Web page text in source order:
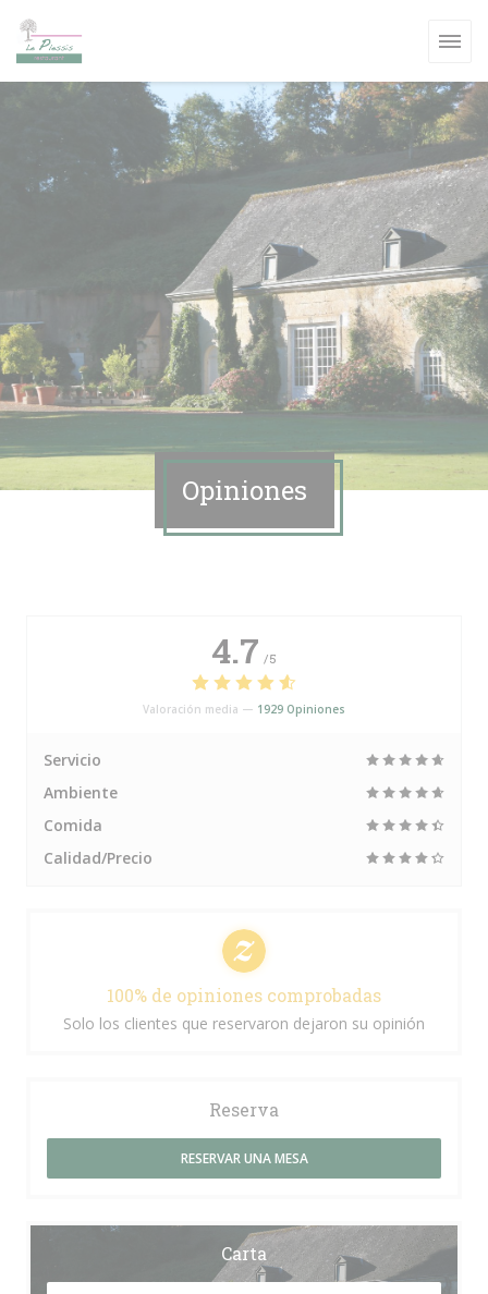
VENTANA))
Opiniones
4.7 /5
Valoración media — 1929 Opiniones
Servicio
Ambiente
Comida
Calidad/Precio
100% de opiniones comprobadas
Solo los clientes que reservaron dejaron su opinión
Reserva
RESERVAR UNA MESA
Carta